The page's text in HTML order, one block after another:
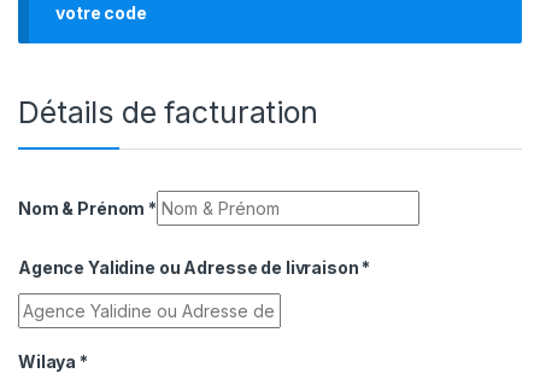
votre code
Détails de facturation
Nom & Prénom *
Agence Yalidine ou Adresse de livraison *
Wilaya *